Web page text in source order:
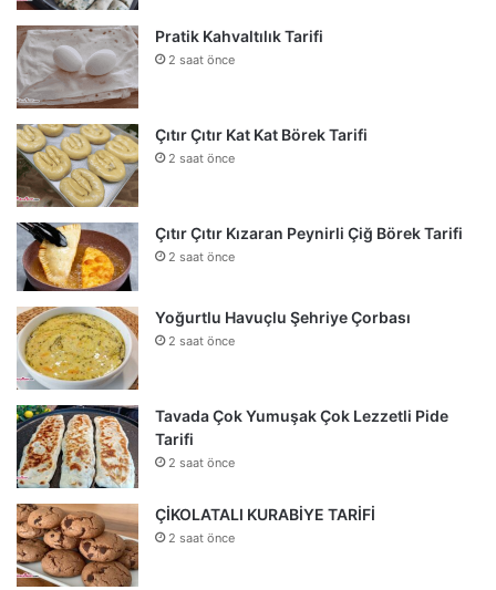
Pratik Kahvaltılık Tarifi
2 saat önce
Çıtır Çıtır Kat Kat Börek Tarifi
2 saat önce
Çıtır Çıtır Kızaran Peynirli Çiğ Börek Tarifi
2 saat önce
Yoğurtlu Havuçlu Şehriye Çorbası
2 saat önce
Tavada Çok Yumuşak Çok Lezzetli Pide
Tarifi
2 saat önce
ÇİKOLATALI KURABİYE TARİFİ
2 saat önce